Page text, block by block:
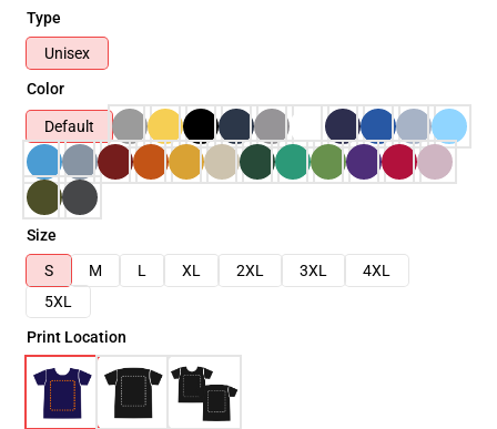
Type
Unisex
Color
Default
Size
S
M L XL 2XL 3XL
4XL
5XL
Print Location